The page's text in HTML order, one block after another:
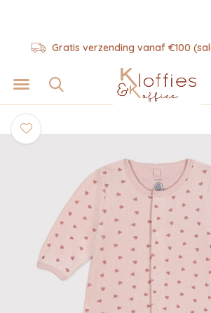
Gratis verzending vanaf €100